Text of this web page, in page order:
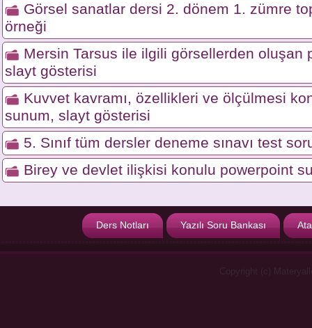
Görsel sanatlar dersi 2. dönem 1. zümre
örneği
Mersin Tarsus ile ilgili görsellerden oluşan
slayt gösterisi
Kuvvet kavramı, özellikleri ve ölçülmesi
sunum, slayt gösterisi
5. Sınıf tüm dersler deneme sınavı test
Birey ve devlet ilişkisi konulu powerpoint
Ders Notları Yazılı Soru Bankası